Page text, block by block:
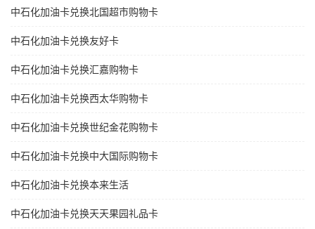
中石化加油卡兑换北国超市购物卡
中石化加油卡兑换友好卡
中石化加油卡兑换汇嘉购物卡
中石化加油卡兑换西太华购物卡
中石化加油卡兑换世纪金花购物卡
中石化加油卡兑换中大国际购物卡
中石化加油卡兑换本来生活
中石化加油卡兑换天天果园礼品卡